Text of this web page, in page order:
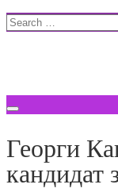
Skip
Search
Георги
кандидат